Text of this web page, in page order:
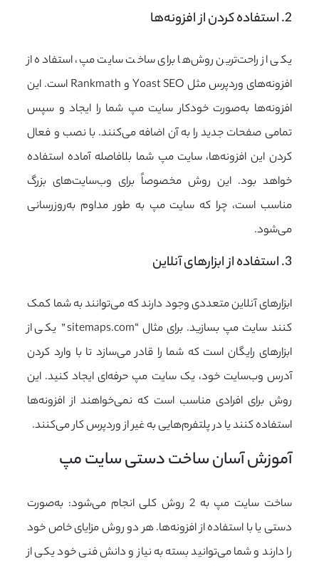
2. استفاده کردن از افزونه‌ها
یکی از راحت‌ترین روش‌ها برای ساخت سایت مپ، استفاده از
افزونه‌های وردپرس مثل Yoast SEO و Rankmath است. این
افزونه‌ها به‌صورت خودکار سایت مپ شما را ایجاد و سپس
تمامی صفحات جدید را به آن اضافه می‌کنند. با نصب و فعال
کردن این افزونه‌ها، سایت مپ شما بلافاصله آماده استفاده
خواهد بود. این روش مخصوصاً برای وب‌سایت‌های بزرگ
مناسب است، چرا که سایت مپ به طور مداوم به‌روزرسانی
می‌شود.
3. استفاده از ابزارهای آنلاین
ابزارهای آنلاین متعددی وجود دارند که می‌توانند به شما کمک
کنند سایت مپ بسازید. برای مثال “sitemaps.com” یکی از
ابزارهای رایگان است که شما را قادر می‌سازد تا با وارد کردن
آدرس وب‌سایت خود، یک سایت مپ حرفه‌ای ایجاد کنید. این
روش برای افرادی مناسب است که نمی‌خواهند از افزونه‌ها
استفاده کنند یا در پلتفرم‌هایی به غیر از وردپرس کار می‌کنند.
آموزش آسان ساخت دستی سایت مپ
ساخت سایت مپ به 2 روش کلی انجام می‌شود: به‌صورت
دستی یا با استفاده از افزونه‌ها. هر دو روش مزایای خاص خود
را دارند و شما می‌توانید بسته به نیاز و دانش فنی خود یکی از